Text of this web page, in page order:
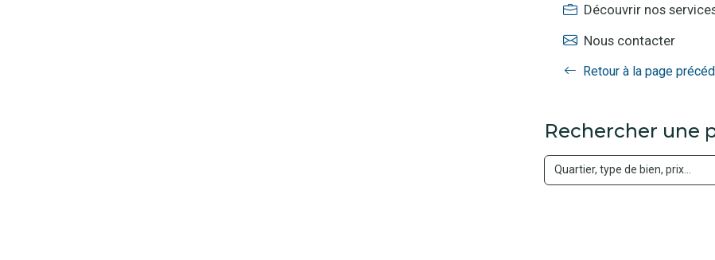
Découvrir nos
Nous contacter
Retour à la page
Rechercher une